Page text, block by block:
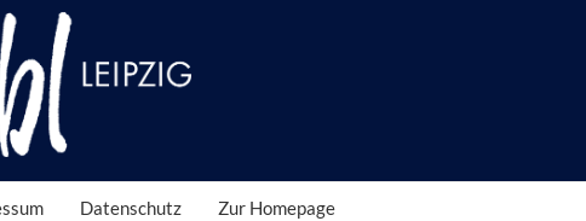
Datenschutz Zur Homepage